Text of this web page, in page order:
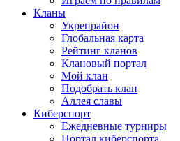
Кланы
Укрепрайон
Глобальная карта
Рейтинг кланов
Клановый портал
Мой клан
Подобрать клан
Аллея славы
Киберспорт
Ежедневные турниры
Портал киберспорта